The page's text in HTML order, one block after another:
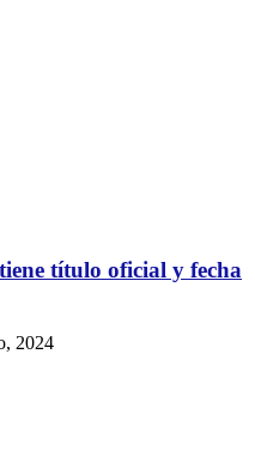
título oficial y fecha
2024